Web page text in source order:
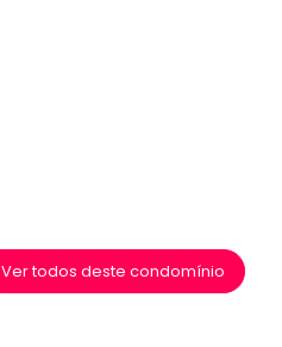
Ver todos deste condomínio